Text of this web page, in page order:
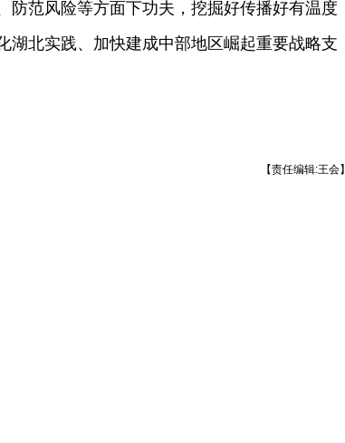
防范风险等方面下功夫，挖掘好传播好有温度
湖北实践、加快建成中部地区崛起重要战略支
【责任编辑:王会】